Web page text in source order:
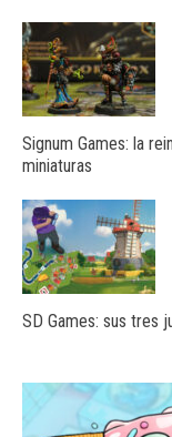
Signum Games: la
miniaturas
SD Games: sus tres